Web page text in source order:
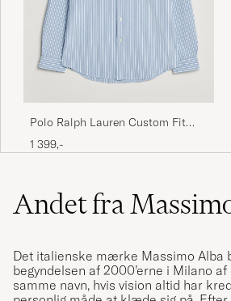
Polo Ralph Lauren Custom Fit
Seersucker/Oxford Stripe Shirt
Blue
1 399,-
Andet fra
Det italienske mærke Massimo Alba
begyndelsen af 2000’erne i Milano
samme navn, hvis vision altid har